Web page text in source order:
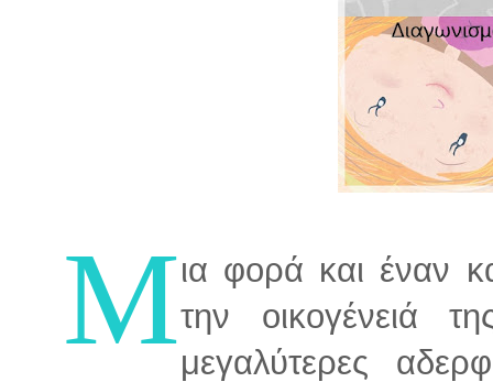
Μια φορά και έναν
την οικογένειά
μεγαλύτερες